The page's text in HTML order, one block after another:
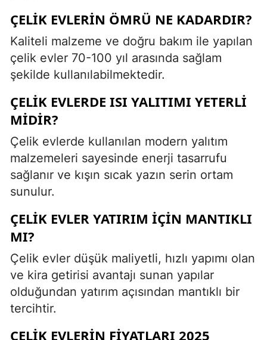
ÇELIK EVLERIN ÖMRÜ NE KADARDIR?
Kaliteli malzeme ve doğru bakım ile yapılan
çelik evler 70-100 yıl arasında sağlam
şekilde kullanılabilmektedir.
ÇELIK EVLERDE ISI YALITIMI YETERLI
MIDIR?
Çelik evlerde kullanılan modern yalıtım
malzemeleri sayesinde enerji tasarrufu
sağlanır ve kışın sıcak yazın serin ortam
sunulur.
ÇELIK EVLER YATIRIM IÇIN MANTIKLI
MI?
Çelik evler düşük maliyetli, hızlı yapımı olan
ve kira getirisi avantajı sunan yapılar
olduğundan yatırım açısından mantıklı bir
tercihtir.
ÇELIK EVLERIN FIYATLARI 2025